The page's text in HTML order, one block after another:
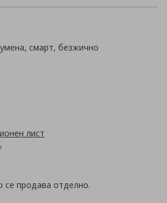
смарт, безжично
лист
се продава отделно.